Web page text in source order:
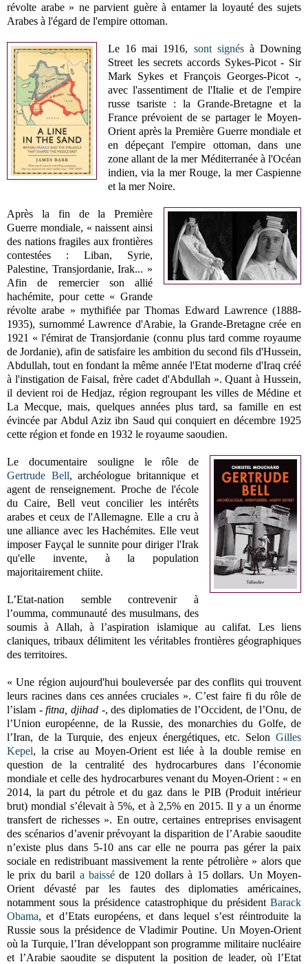
révolte arabe » ne parvient guère à entamer la loyauté des sujets
Arabes à l'égard de l'empire ottoman.
Le 16 mai 1916, sont signésà Downing
Street les secrets accords Sykes-Picot - Sir
Mark Sykes et François Georges-Picot -,
avec l'assentiment de l'Italie et de l'empire
russe tsariste : la Grande-Bretagne et la
France prévoient de se partager le Moyen-
Orient après la Première Guerre mondiale et
en dépeçant l'empire ottoman, dans une
zone allant de la mer Méditerranée à l'Océan
indien, via la mer Rouge, la mer Caspienne
et la mer Noire.
Après la fin de la Première
Guerre mondiale, « naissent ainsi
des nations fragiles aux frontières
contestées : Liban, Syrie,
Palestine, Transjordanie, Irak... »
Afin de remercier son allié
hachémite, pour cette « Grande
révolte arabe » mythifiée par Thomas Edward Lawrence (1888-
1935), surnommé Lawrence d'Arabie, la Grande-Bretagne crée en
1921 « l'émirat de Transjordanie (connu plus tard comme royaume
de Jordanie), afin de satisfaire les ambition du second fils d'Hussein,
Abdullah, tout en fondant la même année l'Etat moderne d'Iraq créé
à l'instigation de Faisal, frère cadet d'Abdullah ». Quant à Hussein,
il devient roi de Hedjaz, région regroupant les villes de Médine et
La Mecque, mais, quelques années plus tard, sa famille en est
évincée par Abdul Aziz ibn Saud qui conquiert en décembre 1925
cette région et fonde en 1932 le royaume saoudien.
Le documentaire souligne le rôle de
Gertrude Bell, archéologue britannique et
agent de renseignement. Proche de l'école
du Caire, Bell veut concilier les intérêts
arabes et ceux de l'Allemagne. Elle a cru à
une alliance avec les Hachémites. Elle veut
imposer Fayçal le sunnite pour diriger l'Irak
qu'elle invente, à la population
majoritairement chiite.
L’Etat-nation semble contrevenir à
l’oumma, communauté des musulmans, des
soumis à Allah, à l’aspiration islamique au califat. Les liens
claniques, tribaux délimitent les véritables frontières géographiques
des territoires.
« Une région aujourd'hui bouleversée par des conflits qui trouvent
leurs racines dans ces années cruciales ». C’est faire fi du rôle de
l’islam -fitna, djihad-, des diplomaties de l’Occident, de l’Onu, de
l’Union européenne, de la Russie, des monarchies du Golfe, de
l’Iran, de la Turquie, des enjeux énergétiques, etc. Selon Gilles
Kepel, la crise au Moyen-Orient est liée à la double remise en
question de la centralité des hydrocarbures dans l’économie
mondiale et celle des hydrocarbures venant du Moyen-Orient : « en
2014, la part du pétrole et du gaz dans le PIB (Produit intérieur
brut) mondial s’élevait à 5%, et à 2,5% en 2015. Il y a un énorme
transfert de richesses ». En outre, certaines entreprises envisagent
des scénarios d’avenir prévoyant la disparition de l’Arabie saoudite
n’existe plus dans 5-10 ans car elle ne pourra pas gérer la paix
sociale en redistribuant massivement la rente pétrolière » alors que
le prix du baril a baisséde 120 dollars à 15 dollars. Un Moyen-
Orient dévasté par les fautes des diplomaties américaines,
notamment sous la présidence catastrophique du président Barack
Obama, et d’Etats européens, et dans lequel s’est réintroduite la
Russie sous la présidence de Vladimir Poutine. Un Moyen-Orient
où la Turquie, l’Iran développant son programme militaire nucléaire
et l’Arabie saoudite se disputent la position de leader, où l’Etat